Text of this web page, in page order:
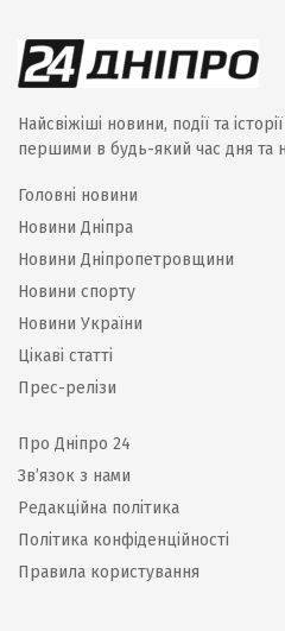
Найсвіжіші новини, події та
першими в будь-який час дня та
Головні новини
Новини Дніпра
Новини Дніпропетровщини
Новини спорту
Новини України
Цікаві статті
Прес-релізи
Про Дніпро 24
Зв’язок з нами
Редакційна політика
Політика конфіденційності
Правила користування